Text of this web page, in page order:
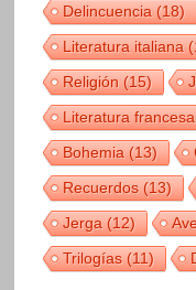
Delincuencia(18)
Literatura italiana
Religión(15)
Literatura francesa
Bohemia(13)
Recuerdos(13)
Jerga(12)
Trilogías(11)